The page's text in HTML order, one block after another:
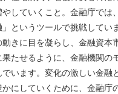
していくこと。金融庁では
というツールで挑戦してい
動きに目を凝らし、金融資本
たせるように、金融機関の
います。変化の激しい金融
かにしていくために、金融庁